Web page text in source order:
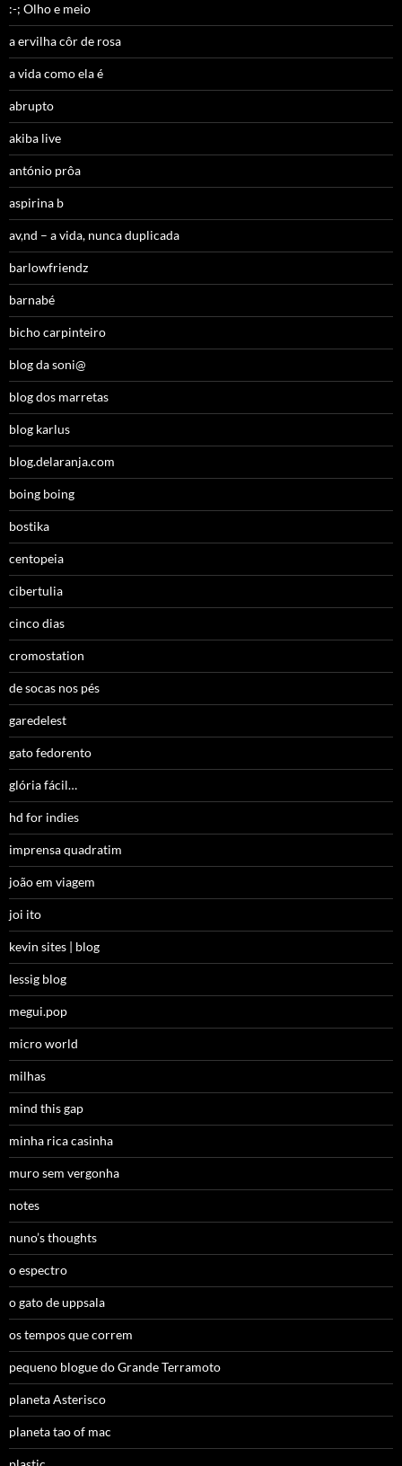
:-; Olho e meio
a ervilha côr de rosa
a vida como ela é
abrupto
akiba live
antónio prôa
aspirina b
av,nd – a vida, nunca duplicada
barlowfriendz
barnabé
bicho carpinteiro
blog da soni@
blog dos marretas
blog karlus
blog.delaranja.com
boing boing
bostika
centopeia
cibertulia
cinco dias
cromostation
de socas nos pés
garedelest
gato fedorento
glória fácil…
hd for indies
imprensa quadratim
joão em viagem
joi ito
kevin sites | blog
lessig blog
megui.pop
micro world
milhas
mind this gap
minha rica casinha
muro sem vergonha
notes
nuno’s thoughts
o espectro
o gato de uppsala
os tempos que correm
pequeno blogue do Grande Terramoto
planeta Asterisco
planeta tao of mac